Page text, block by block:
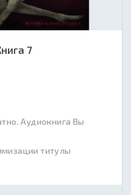
7
Аудиокнига Вы
титулы